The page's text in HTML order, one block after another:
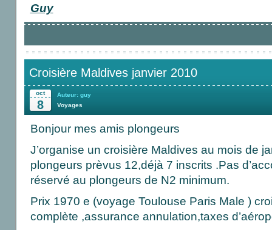
Guy
Croisière Maldives janvier 2010
oct
8
Auteur: guy
Voyages
Bonjour mes amis plongeurs
J’organise un croisière Maldives au mois de
plongeurs prèvus 12,déjà 7 inscrits .Pas
réservé au plongeurs de N2 minimum.
Prix 1970 e (voyage Toulouse Paris Male )
complète ,assurance annulation,taxes